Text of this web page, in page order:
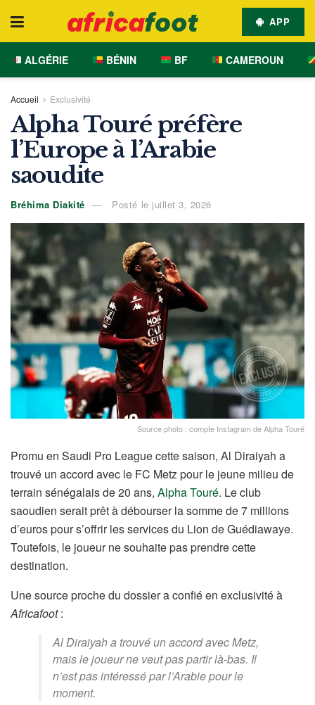
APP
ALGÉRIE BÉNIN BF CAMEROUN
Accueil Exclusivité
Alpha Touré préfère
l’Europe à l’Arabie
saoudite
Bréhima Diakité Posté le juillet 3, 2026
Source photo : compte Instagram de Alpha Touré
Promu en Saudi Pro League cette saison, Al Diraiyah a
trouvé un accord avec le FC Metz pour le jeune milieu de
terrain sénégalais de 20 ans, Alpha Touré. Le club
saoudien serait prêt à débourser la somme de 7 millions
d’euros pour s’offrir les services du Lion de Guédiawaye.
Toutefois, le joueur ne souhaite pas prendre cette
destination.
Une source proche du dossier a confié en exclusivité à
Africafoot:
Al Diraiyah a trouvé un accord avec Metz,
mais le joueur ne veut pas partir là-bas. Il
n’est pas intéressé par l’Arabie pour le
moment.